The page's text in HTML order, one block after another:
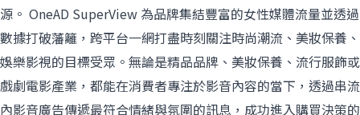
源。 OneAD SuperView 為品牌集結豐富的女性媒體流量並透過
數據打破藩籬，跨平台一網打盡時刻關注時尚潮流、美妝保養、
娛樂影視的目標受眾。無論是精品品牌、美妝保養、流行服飾或
戲劇電影產業，都能在消費者專注於影音內容的當下，透過串流
內影音廣告傳遞最符合情緒與氛圍的訊息，成功進入購買決策的